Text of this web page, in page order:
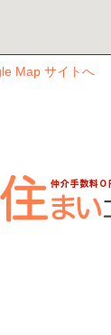
Map サイトへ